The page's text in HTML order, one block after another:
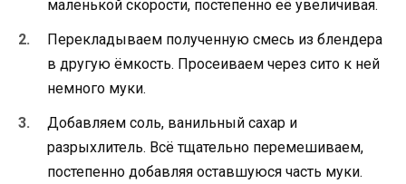
маленькой скорости, постепенно её увеличивая.
Перекладываем полученную смесь из блендера
в другую ёмкость. Просеиваем через сито к ней
немного муки.
Добавляем соль, ванильный сахар и
разрыхлитель. Всё тщательно перемешиваем,
постепенно добавляя оставшуюся часть муки.